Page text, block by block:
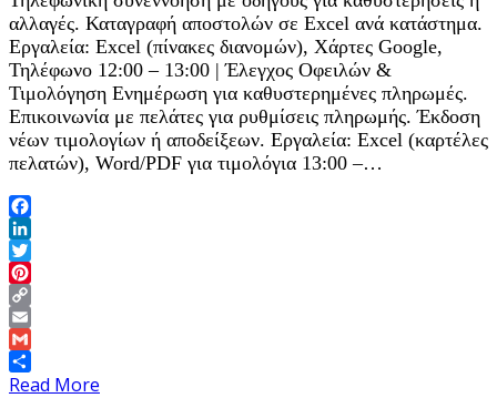
αλλαγές. Καταγραφή αποστολών σε Excel ανά κατάστημα.
Εργαλεία: Excel (πίνακες διανομών), Χάρτες Google,
Τηλέφωνο 12:00 – 13:00 | Έλεγχος Οφειλών &
Τιμολόγηση Ενημέρωση για καθυστερημένες πληρωμές.
Επικοινωνία με πελάτες για ρυθμίσεις πληρωμής. Έκδοση
νέων τιμολογίων ή αποδείξεων. Εργαλεία: Excel (καρτέλες
πελατών), Word/PDF για τιμολόγια 13:00 –…
Facebook
LinkedIn
Twitter
Pinterest
Copy
Link
Email
Gmail
Share
Read More